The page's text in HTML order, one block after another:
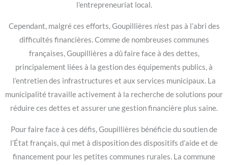
l’entrepreneuriat local.
Cependant, malgré ces efforts, Goupillières n’est pas à l’abri des
difficultés financières. Comme de nombreuses communes
françaises, Goupillières a dû faire face à des dettes,
principalement liées à la gestion des équipements publics, à
l’entretien des infrastructures et aux services municipaux. La
municipalité travaille activement à la recherche de solutions pour
réduire ces dettes et assurer une gestion financière plus saine.
Pour faire face à ces défis, Goupillières bénéficie du soutien de
l’État français, qui met à disposition des dispositifs d’aide et de
financement pour les petites communes rurales. La commune